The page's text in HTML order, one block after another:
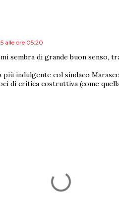
alle ore 05:20
sembra di grande buon senso,
indulgente col sindaco
di critica costruttiva (come